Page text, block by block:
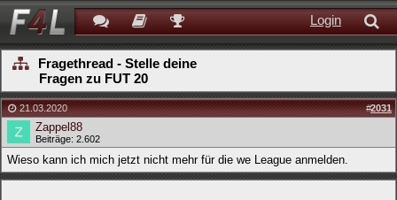
Login
Fragethread - Stelle deine
Fragen zu FUT 20
21.03.2020 #2031
Zappel88
Beiträge: 2.602
Wieso kann ich mich jetzt nicht mehr für die we League anmelden.